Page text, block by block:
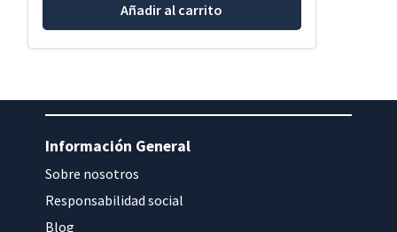
Añadir al carrito
Información General
Sobre nosotros
Responsabilidad social
Blog